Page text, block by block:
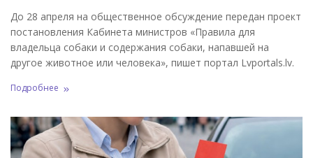
До 28 апреля на общественное обсуждение передан проект
постановления Кабинета министров «Правила для
владельца собаки и содержания собаки, напавшей на
другое животное или человека», пишет портал Lvportals.lv.
Подробнее